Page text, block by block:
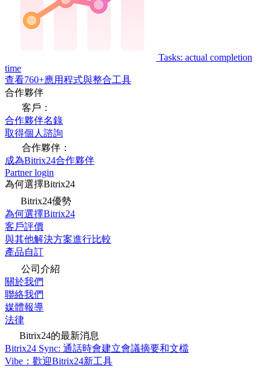
Tasks: actual completion
time
查看760+應用程式與整合工具
合作夥伴
客戶：
合作夥伴名錄
取得個人諮詢
合作夥伴：
成為Bitrix24合作夥伴
Partner login
為何選擇Bitrix24
Bitrix24優勢
為何選擇Bitrix24
客戶評價
與其他解決方案進行比較
產品自訂
公司介紹
關於我們
聯絡我們
媒體報導
法律
Bitrix24的最新消息
Bitrix24 Sync: 通話時會建立會議摘要和文檔
Vibe：歡迎Bitrix24新工具